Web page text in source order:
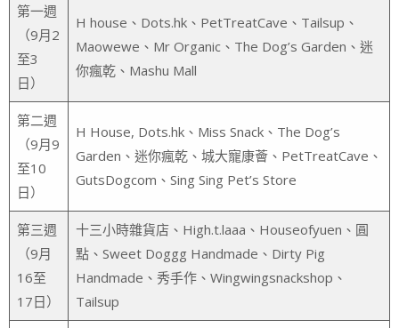
第一週
（9月2
至3
日）
H house、Dots.hk、PetTreatCave、Tailsup、
Maowewe、Mr Organic、The Dog’s Garden、迷
你瘋乾、Mashu Mall
第二週
（9月9
至10
日）
H House, Dots.hk、Miss Snack、The Dog’s
Garden、迷你瘋乾、城大寵康薈、PetTreatCave、
GutsDogcom、Sing Sing Pet’s Store
第三週
（9月
16至
17日）
十三小時雜貨店、High.t.laaa、Houseofyuen、圓
點、Sweet Doggg Handmade、Dirty Pig
Handmade、秀手作、Wingwingsnackshop、
Tailsup